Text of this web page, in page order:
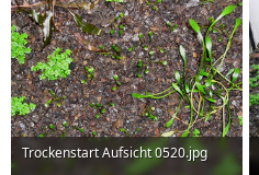
Trockenstart Aufsicht 0520.jpg